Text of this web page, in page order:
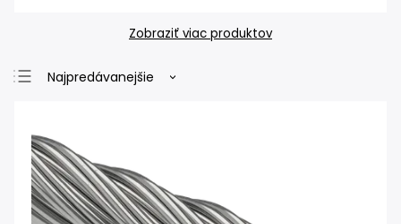
Zobraziť viac produktov
Najpredávanejšie
Najdrahšie
Abecedne